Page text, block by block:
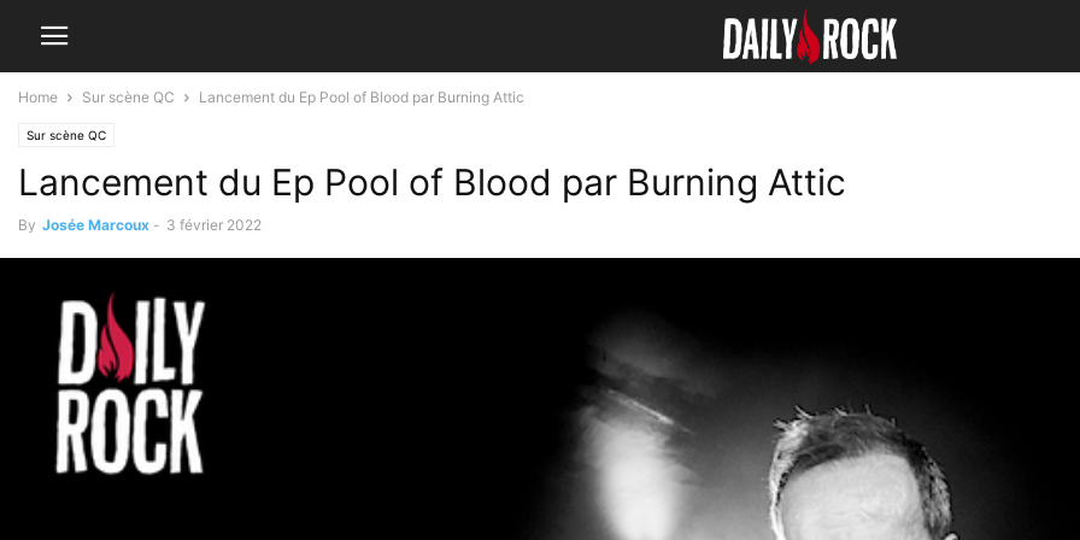
Home Sur scène QC Lancement du Ep Pool of Blood par Burning Attic
Sur scène QC
Lancement du Ep Pool of Blood par Burning Attic
By Josée Marcoux - 3 février 2022